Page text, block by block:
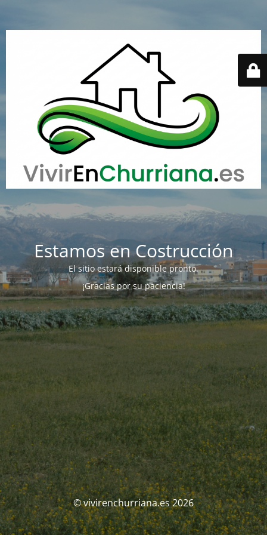
Estamos en Costrucción
El sitio estará disponible pronto.
¡Gracias por su paciencia!
© vivirenchurriana.es 2026